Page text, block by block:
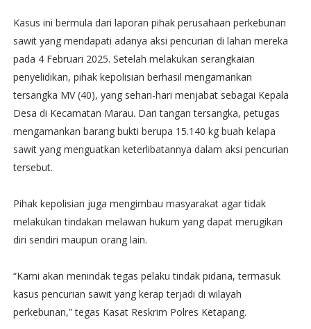
Kasus ini bermula dari laporan pihak perusahaan perkebunan
sawit yang mendapati adanya aksi pencurian di lahan mereka
pada 4 Februari 2025. Setelah melakukan serangkaian
penyelidikan, pihak kepolisian berhasil mengamankan
tersangka MV (40), yang sehari-hari menjabat sebagai Kepala
Desa di Kecamatan Marau. Dari tangan tersangka, petugas
mengamankan barang bukti berupa 15.140 kg buah kelapa
sawit yang menguatkan keterlibatannya dalam aksi pencurian
tersebut.
Pihak kepolisian juga mengimbau masyarakat agar tidak
melakukan tindakan melawan hukum yang dapat merugikan
diri sendiri maupun orang lain.
“Kami akan menindak tegas pelaku tindak pidana, termasuk
kasus pencurian sawit yang kerap terjadi di wilayah
perkebunan,” tegas Kasat Reskrim Polres Ketapang.